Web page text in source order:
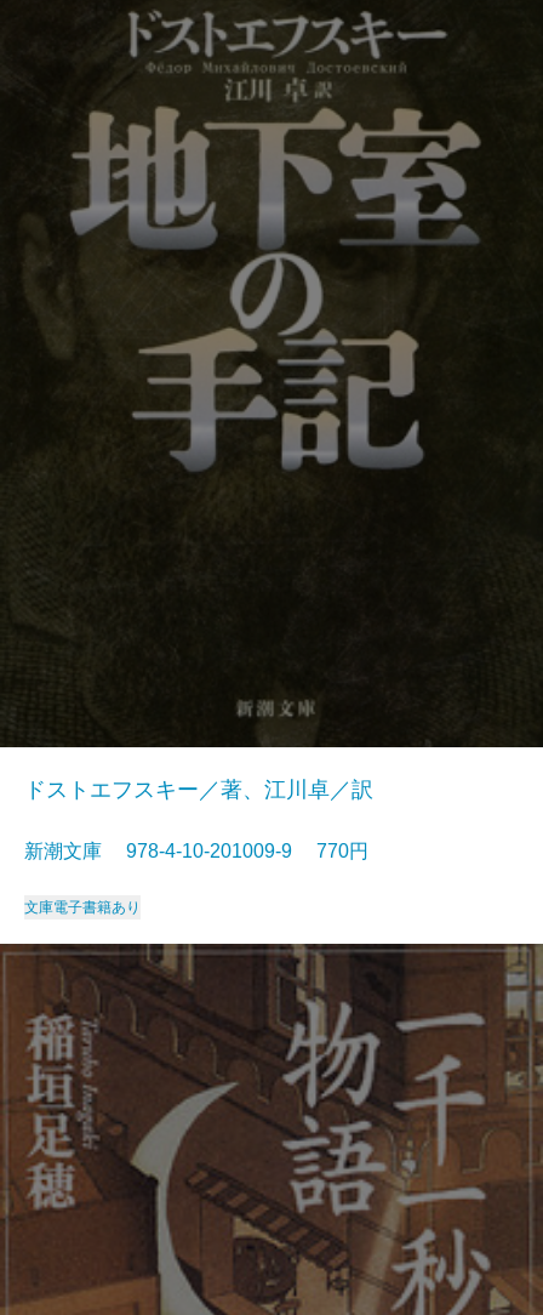
ドストエフスキー／著、江川卓／訳
新潮文庫 978-4-10-201009-9 770円
文庫電子書籍あり